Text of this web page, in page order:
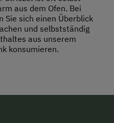
aus dem Ofen. Bei
Sie sich einen Überblick
und selbstständig
aus unserem
konsumieren.